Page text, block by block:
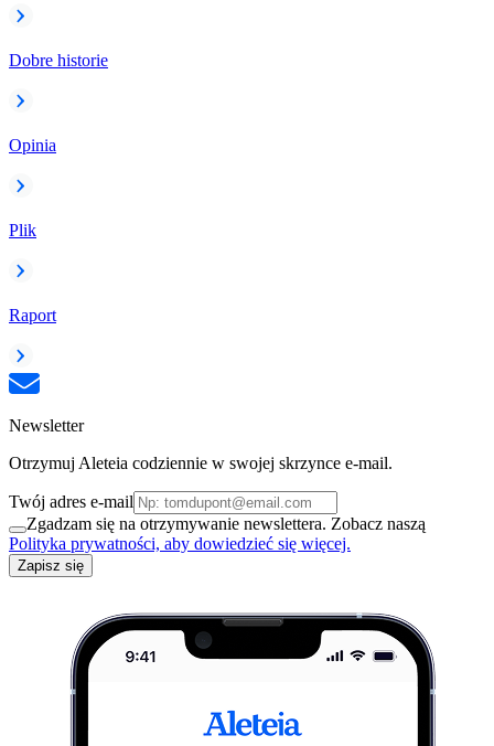
Dobre historie
Opinia
Plik
Raport
Newsletter
Otrzymuj Aleteia codziennie w swojej skrzynce e-mail.
Twój adres e-mail
Zgadzam się na otrzymywanie newslettera. Zobacz naszą
Polityka prywatności, aby dowiedzieć się więcej.
Zapisz się